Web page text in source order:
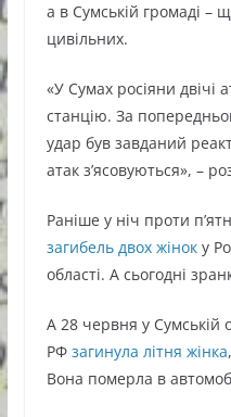
а в Сумській громаді –
цивільних.
«У Сумах росіяни двічі
станцію. За
удар був завданий
атак з’ясовуються», –
Раніше у ніч проти
загибель двох жіноку
області. А сьогодні
А 28 червня у Сумській
РФ загинула літня жінка
Вона померла в